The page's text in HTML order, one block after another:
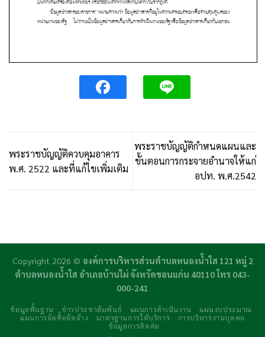
พระราชบัญญัติควบคุมอาคาร
พ.ศ. 2522 และที่แก้ไขเพิ่มเติม
พระราชบัญญัติกำหนดแผนและ
ขั้นตอนการกระจายอำนาจให้แก่
อปท. พ.ศ.2542
Copyright 2026 © องค์การบริหารส่วนตำบลหนองน้ำใส 121 หมู่ 2
ตำบลหนองน้ำใส อำเภอบ้านไผ่ จังหวัดขอนแก่น 40110 โทร 043-
000-241
ข้อมูลพื้นฐาน ข่าวประชาสัมพันธ์ แผนการดำเนินงาน
แผนงบประมาณ
แผนการจัดซื้อจัดจ้าง
มาตรฐานการให้บริการ
การบริหารงานบุคคล
ข้อมูลการติดต่อ